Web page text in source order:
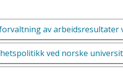
av arbeidsresultater
ved norske